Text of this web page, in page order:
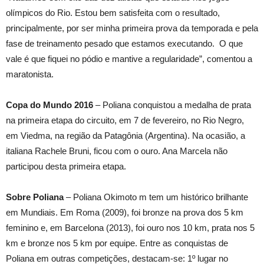
olímpicos do Rio. Estou bem satisfeita com o resultado,
principalmente, por ser minha primeira prova da temporada e pela
fase de treinamento pesado que estamos executando. O que
vale é que fiquei no pódio e mantive a regularidade”, comentou a
maratonista.
Copa do Mundo 2016 – Poliana conquistou a medalha de prata
na primeira etapa do circuito, em 7 de fevereiro, no Rio Negro,
em Viedma, na região da Patagônia (Argentina). Na ocasião, a
italiana Rachele Bruni, ficou com o ouro. Ana Marcela não
participou desta primeira etapa.
Sobre Poliana– Poliana Okimoto m tem um histórico brilhante
em Mundiais. Em Roma (2009), foi bronze na prova dos 5 km
feminino e, em Barcelona (2013), foi ouro nos 10 km, prata nos 5
km e bronze nos 5 km por equipe. Entre as conquistas de
Poliana em outras competições, destacam-se: 1º lugar no